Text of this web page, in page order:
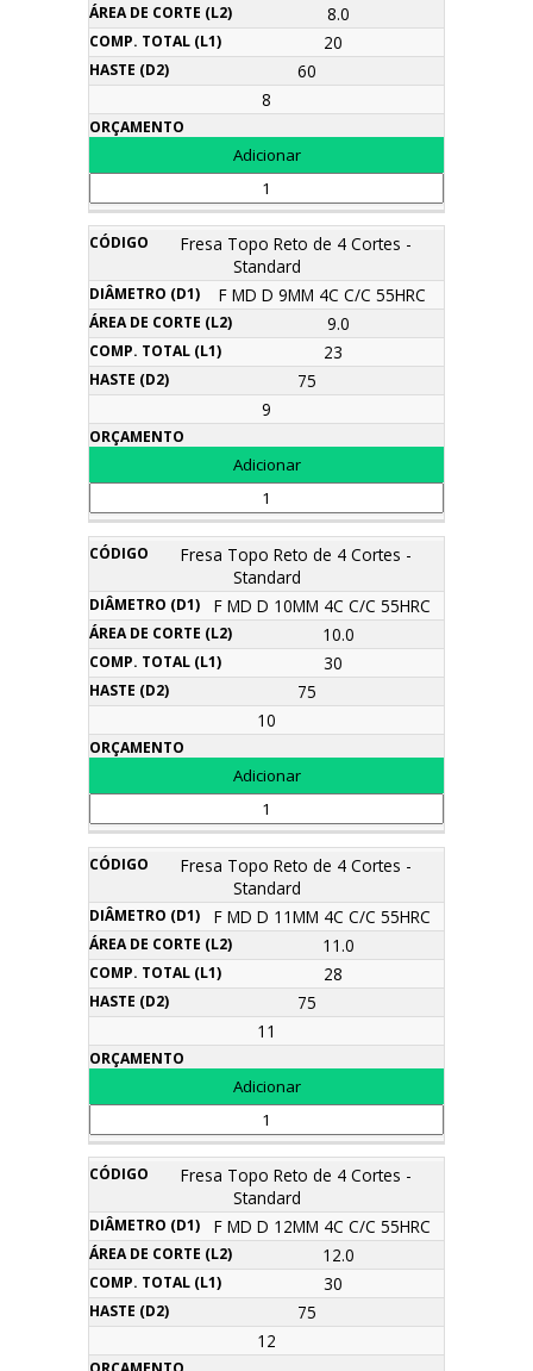
8.0
20
60
8
Fresa Topo Reto de 4 Cortes -
Standard
F MD D 9MM 4C C/C 55HRC
9.0
23
75
9
Fresa Topo Reto de 4 Cortes -
Standard
F MD D 10MM 4C C/C 55HRC
10.0
30
75
10
Fresa Topo Reto de 4 Cortes -
Standard
F MD D 11MM 4C C/C 55HRC
11.0
28
75
11
Fresa Topo Reto de 4 Cortes -
Standard
F MD D 12MM 4C C/C 55HRC
12.0
30
75
12